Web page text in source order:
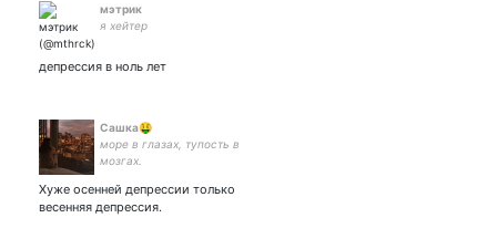
мэтpик
я хейтер
депрессия в ноль лет
Сашка🤑
море в глазах, тупость в
мозгах.
Хуже осенней депрессии только
весенняя депрессия.